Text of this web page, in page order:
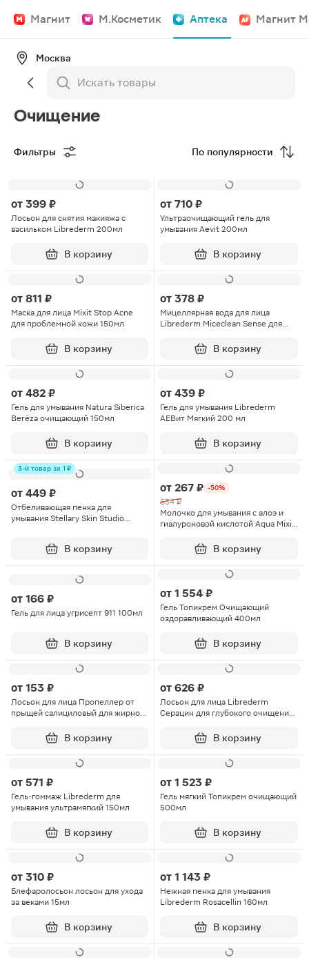
Магнит М.Косметик Аптека Магнит
Москва
Очищение
Фильтры По популярности
от 399 ₽
Лосьон для снятия макияжа с
васильком Librederm 200мл
В корзину
от 710 ₽
Ультраочищающий гель для
умывания Aevit 200мл
В корзину
от 811 ₽
Маска для лица Mixit Stop Acne
для проблемной кожи 150мл
В корзину
от 378 ₽
Мицеллярная вода для лица
Librederm Miceclean Sense для
кожи 200мл
В корзину
от 482 ₽
Гель для умывания Natura Siberica
Berёza очищающий 150мл
В корзину
от 439 ₽
Гель для умывания Librederm
АЕВит Мягкий 200 мл
В корзину
3-й товар за 1 ₽
от 449 ₽
Отбеливающая пенка для
умывания Stellary Skin Studio
В корзину
от 267 ₽ -50%
534 ₽
Молочко для умывания с алоэ и
гиалуроновой кислотой Aqua Mixit
В корзину
от 166 ₽
Гель для лица угрисепт 911 100мл
В корзину
от 1 554 ₽
Гель Топикрем Очищающий
оздоравливающий 400мл
В корзину
от 153 ₽
Лосьон для лица Пропеллер от
прыщей салициловый для жирной
В корзину
от 626 ₽
Лосьон для лица Librederm
Серацин для глубокого очищения
В корзину
от 571 ₽
Гель-гоммаж Librederm для
умывания ультрамягкий 150мл
В корзину
от 1 523 ₽
Гель мягкий Топикрем очищающий
500мл
В корзину
от 310 ₽
Блефаролосьон лосьон для ухода
за веками 15мл
В корзину
от 1 143 ₽
Нежная пенка для умывания
Librederm Rosacellin 160мл
В корзину